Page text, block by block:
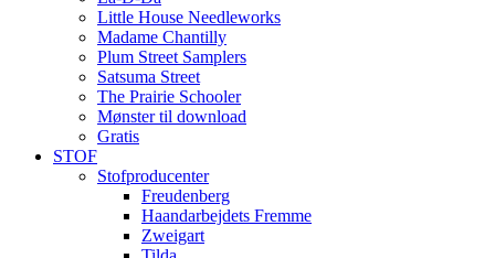
Little House Needleworks
Madame Chantilly
Plum Street Samplers
Satsuma Street
The Prairie Schooler
Mønster til download
Gratis
STOF
Stofproducenter
Freudenberg
Haandarbejdets Fremme
Zweigart